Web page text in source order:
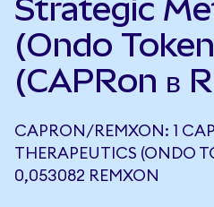
Strategic
(Ondo
(CAPRon в
CAPRON/REMXON: 1
THERAPEUTICS (ONDO
0,053082 REMXON